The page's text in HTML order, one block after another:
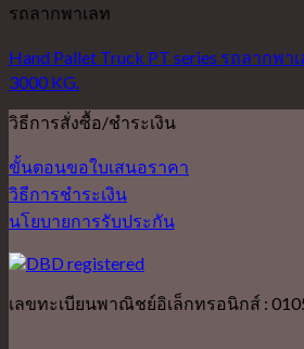
รถลากพาเลท
Hand Pallet Truck PT series รถลากพ
3000 KG.
วิธีการสั่งซื้อ/ชำระเงิน
ขั้นตอนขอใบเสนอราคา
วิธีการชำระเงิน
นโยบายการรับประกัน
เลขทะเบียนพาณิชย์อิเล็กทรอนิกส์ :